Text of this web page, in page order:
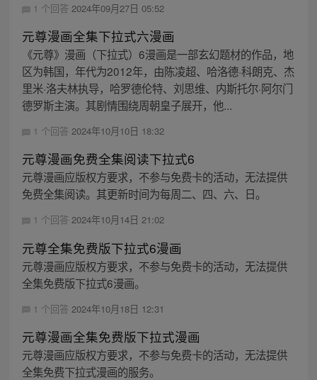
1 个回答 2024年09月27日 05:52
元尊漫画全集下拉式六漫画
《元尊》漫画（下拉式）6漫画是一部玄幻题材的作品，地
区为韩国，年代为2012年，由陈凌超、哈洛德·科朗克、杰
里米·洛夫林执导，哈罗德伦特、刘思维、内斯托尔·阿尔门
德罗斯主演。其剧情围绕周朝皇子展开，他...
1 个回答 2024年10月10日 18:32
元尊漫画免费全集阅读下拉式6
元尊漫画应版权方要求，不参与免费卡的活动，无法提供
免费全集阅读。其更新时间为每周二、四、六、日。
1 个回答 2024年10月14日 21:02
元尊全集免费版下拉式6漫画
元尊漫画应版权方要求，不参与免费卡的活动，无法提供
全集免费版下拉式6漫画。
1 个回答 2024年10月18日 12:31
元尊漫画全集免费版下拉式漫画
元尊漫画应版权方要求，不参与免费卡的活动，无法提供
全集免费下拉式漫画的服务。